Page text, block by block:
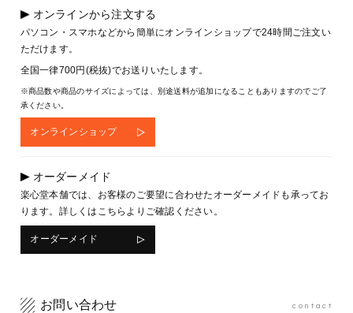
オンラインから注文する
パソコン・スマホなどから簡単にオンラインショップで24時間ご注文い
ただけます。
全国一律700円(税抜)でお送りいたします。
※商品数や商品のサイズによっては、別途送料が追加になることもありますのでご了
承ください。
オンラインショップ
オーダーメイド
楽心堂本舗では、お客様のご要望に合わせたオーダーメイドも承ってお
ります。詳しくはこちらよりご確認ください。
オーダーメイド
お問い合わせ contact